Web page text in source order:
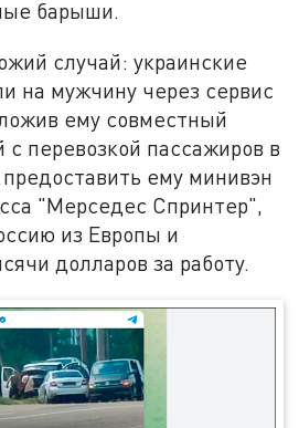
барыши.
случай: украинские
на мужчину через сервис
ему совместный
с перевозкой пассажиров в
ему минивэн
"Мерседес Спринтер",
из Европы и
долларов за работу.